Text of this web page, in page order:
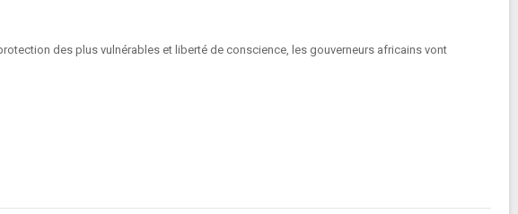
des plus vulnérables et liberté de conscience, les gouverneurs africains vont